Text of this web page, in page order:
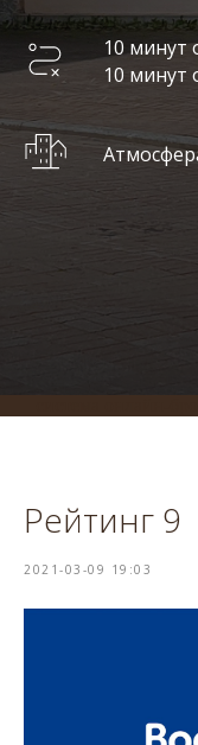
10 минут
10 минут
Рейтинг 9
2021-03-09 19:03